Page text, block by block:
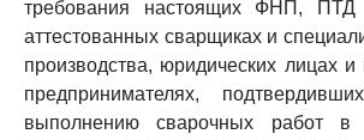
требования настоящих ФНП,
аттестованных сварщиках и
производства, юридических лицах
предпринимателях,
выполнению сварочных работ в